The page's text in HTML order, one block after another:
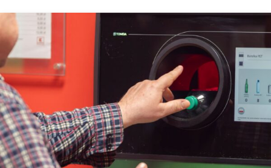
työllisyyden hoitoon sekä palkkatukien palauttamista.
Työttömien Keskusjärjestö kritisoi voimakkaasti
valtiovarainministeriön vuoden 2027 budjettiehdotusta.
Järjestön mukaan hallituksen tavoite 100 000 työllisen
lisäyksestä on ristiriidassa työllisyyden hoitoon
osoitettujen resurssien kanssa. Järjestö […]